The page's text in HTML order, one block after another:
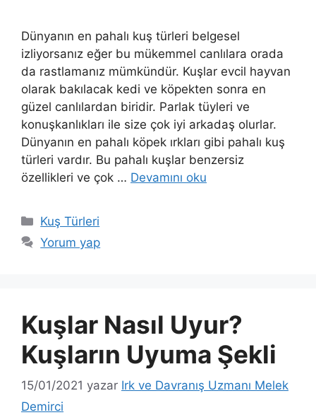
Dünyanın en pahalı kuş türleri belgesel
izliyorsanız eğer bu mükemmel canlılara orada
da rastlamanız mümkündür. Kuşlar evcil hayvan
olarak bakılacak kedi ve köpekten sonra en
güzel canlılardan biridir. Parlak tüyleri ve
konuşkanlıkları ile size çok iyi arkadaş olurlar.
Dünyanın en pahalı köpek ırkları gibi pahalı kuş
türleri vardır. Bu pahalı kuşlar benzersiz
özellikleri ve çok … Devamını oku
Kategoriler
Kuş Türleri
Yorum yap
Kuşlar Nasıl Uyur?
Kuşların Uyuma Şekli
15/01/2021 yazar Irk ve Davranış Uzmanı Melek
Demirci